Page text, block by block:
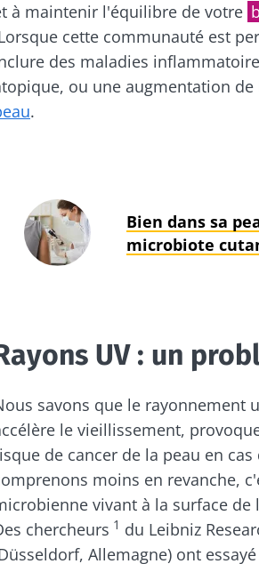
à maintenir l'équilibre de votre
cette communauté est
des maladies
ou une augmentation
.
Bien dans sa
microbiote
UV : un
savons que le rayonnement
le vieillissement,
de cancer de la peau en
moins en revanche,
vivant à la surface de
chercheurs 1 du Leibniz
Allemagne) ont